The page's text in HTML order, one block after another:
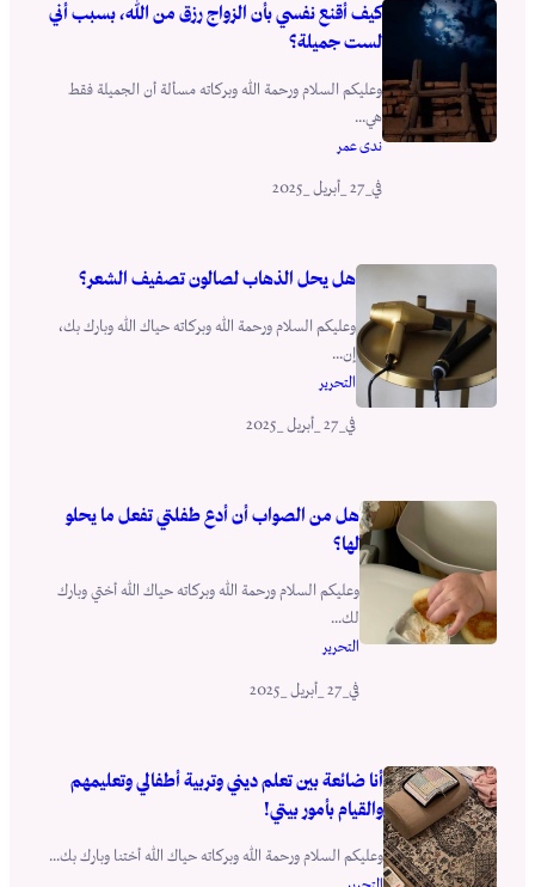
كيف أقنع نفسي بأن الزواج رزق من الله، بسبب أني
لست جميلة؟
وعليكم السلام ورحمة الله وبركاته مسألة أن الجميلة فقط
هي...
ندى عمر
في
هل يحل الذهاب لصالون تصفيف الشعر؟
وعليكم السلام ورحمة الله وبركاته حياك الله وبارك بك،
إن...
التحرير
في_27 _أبريل _2025
هل من الصواب أن أدع طفلتي تفعل ما يحلو
لها؟
وعليكم السلام ورحمة الله وبركاته حياك الله أختي وبارك
لك...
التحرير
في
أنا ضائعة بين تعلم ديني وتربية أطفالي وتعليمهم
والقيام بأمور بيتي!
وعليكم السلام ورحمة الله وبركاته حياك الله أختنا وبارك بك...